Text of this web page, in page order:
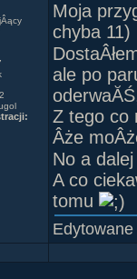
Moja
chyba
ale po
Z tego co
Âże
No a
A co
tomu